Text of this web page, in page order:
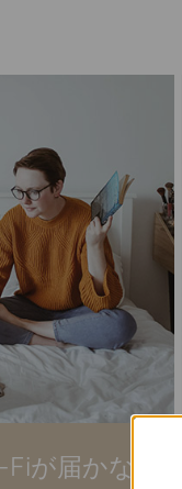
が届かない